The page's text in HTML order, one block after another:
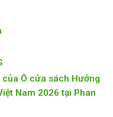
của Ô cửa sách Hưởng
Nam 2026 tại Phan